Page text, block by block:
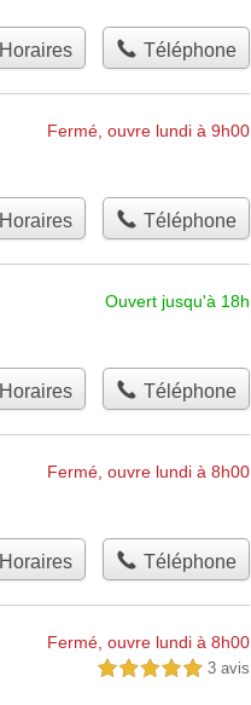
Horaires Téléphone
Fermé, ouvre lundi à 9h00
Horaires Téléphone
Ouvert jusqu'à 18h
Horaires Téléphone
Fermé, ouvre lundi à 8h00
Horaires Téléphone
Fermé, ouvre lundi à 8h00
5,0 étoiles sur 5 3 avis